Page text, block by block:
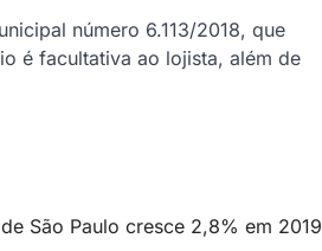
número 6.113/2018, que
é facultativa ao lojista, além de
São Paulo cresce 2,8% em 2019